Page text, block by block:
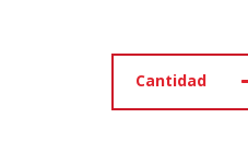
Cantidad